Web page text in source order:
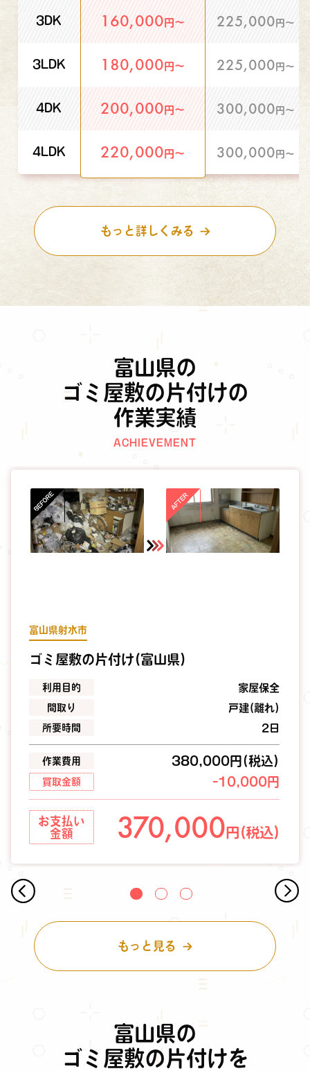
3DK 160,000 円〜 225,000 円〜
3LDK 180,000 円〜 225,000 円〜
4DK 200,000 円〜 300,000 円〜
4LDK 220,000 円〜 300,000 円〜
もっと詳しくみる
富山県の
ゴミ屋敷の片付けの
作業実績
ACHIEVEMENT
富山県射水市
ゴミ屋敷の片付け(富山県)
利用目的 家屋保全
間取り 戸建(離れ)
所要時間 2日
作業費用 380,000円(税込)
買取金額 -10,000円
お支払い
金額
370,000円(税込)
もっと見る
富山県の
ゴミ屋敷の片付けを